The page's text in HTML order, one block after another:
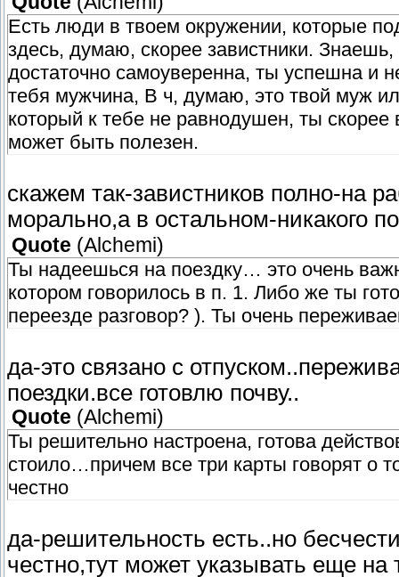
Есть люди в твоем окружении, которые
здесь, думаю, скорее завистники.
достаточно самоуверенна, ты успешна и
тебя мужчина, В ч, думаю, это твой муж
который к тебе не равнодушен, ты
может быть полезен.
скажем так-завистников полно-на
морально,а в остальном-никакого
Quote (Alchemi)
Ты надеешься на поездку… это очень
котором говорилось в п. 1. Либо же ты
переезде разговор? ). Ты очень
да-это связано с
поездки.все готовлю почву..
Quote (Alchemi)
Ты решительно настроена, готова
стоило…причем все три карты говорят о
честно
да-решительность есть..но
честно,тут может указывать еще